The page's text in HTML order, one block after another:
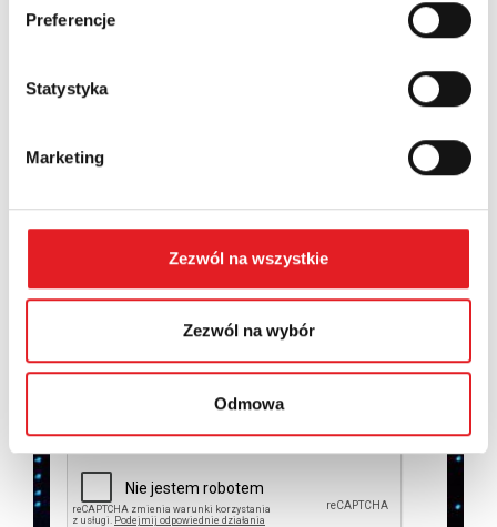
Preferencje
Statystyka
Marketing
Zezwól na wszystkie
Zezwól na wybór
Odmowa
Wyrażam zgodę na przetwarzanie moich danych
osobowych przez Relpol S.A. Więcej informacji na
temat przetwarzania danych osobowych w
prywatności.*
Zapoznałem z treściąPolityki Prywatności